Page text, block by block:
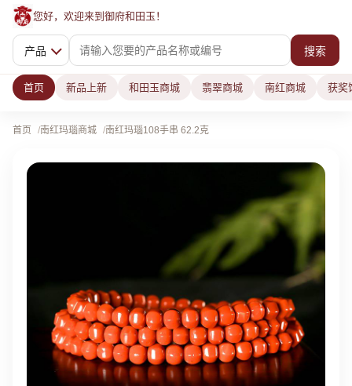
您好，欢迎来到御府和田玉！
产品 搜索
首页 新品上新 和田玉商城 翡翠商城 南红商城 获奖
首页 南红玛瑙商城 南红玛瑙108手串 62.2克